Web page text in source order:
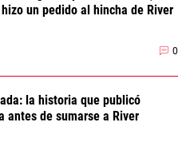
un pedido al hincha de River
0
la historia que publicó
antes de sumarse a River